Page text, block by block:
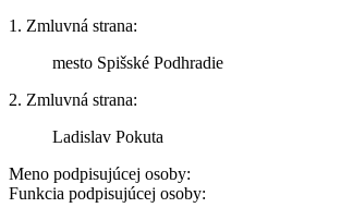
1. Zmluvná strana:
mesto Spišské Podhradie
2. Zmluvná strana:
Ladislav Pokuta
Meno podpisujúcej osoby:
Funkcia podpisujúcej osoby: